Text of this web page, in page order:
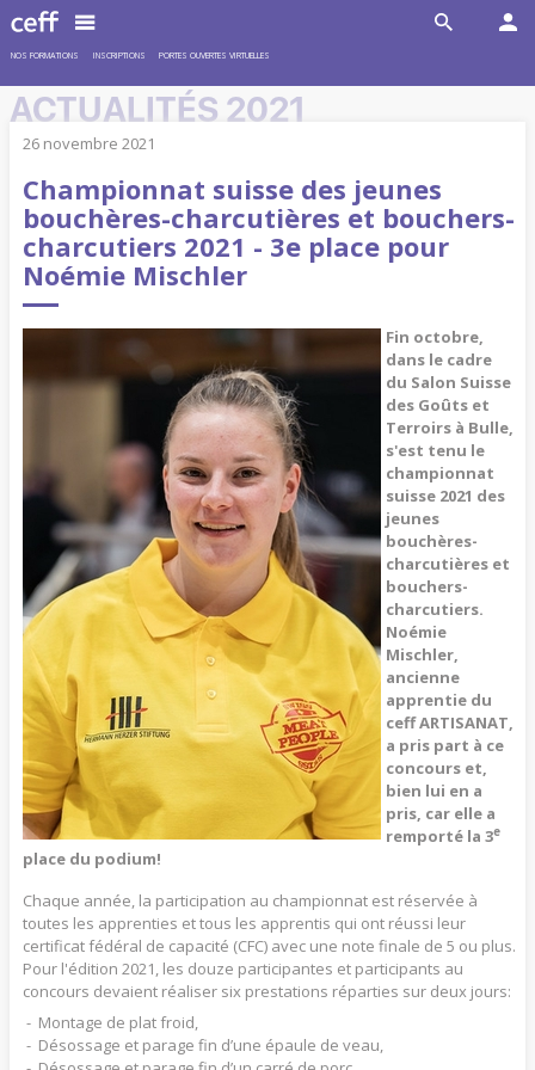
NOS FORMATIONS INSCRIPTIONS PORTES OUVERTES VIRTUELLES
ACTUALITÉS 2021
26 novembre 2021
Championnat suisse des jeunes
bouchères-charcutières et bouchers-
charcutiers 2021 - 3e place pour
Noémie Mischler
Fin octobre,
dans le cadre
du Salon Suisse
des Goûts et
Terroirs à Bulle,
s'est tenu le
championnat
suisse 2021 des
jeunes
bouchères-
charcutières et
bouchers-
charcutiers.
Noémie
Mischler,
ancienne
apprentie du
ceff ARTISANAT,
a pris part à ce
concours et,
bien lui en a
pris, car elle a
remporté la 3e
place du podium!
Chaque année, la participation au championnat est réservée à
toutes les apprenties et tous les apprentis qui ont réussi leur
certificat fédéral de capacité (CFC) avec une note finale de 5 ou plus.
Pour l'édition 2021, les douze participantes et participants au
concours devaient réaliser six prestations réparties sur deux jours:
Montage de plat froid,
Désossage et parage fin d’une épaule de veau,